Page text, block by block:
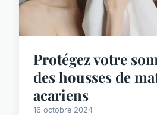
Protégez votre
des housses de
acariens
16 octobre 2024